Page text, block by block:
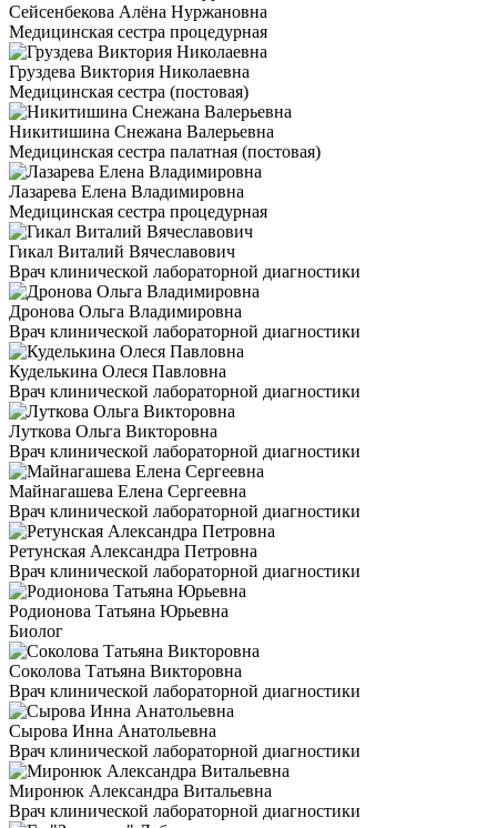
Сейсенбекова Алёна Нуржановна
Медицинская сестра процедурная
Груздева Виктория Николаевна
Медицинская сестра (постовая)
Никитишина Снежана Валерьевна
Медицинская сестра палатная (постовая)
Лазарева Елена Владимировна
Медицинская сестра процедурная
Гикал Виталий Вячеславович
Врач клинической лабораторной диагностики
Дронова Ольга Владимировна
Врач клинической лабораторной диагностики
Куделькина Олеся Павловна
Врач клинической лабораторной диагностики
Луткова Ольга Викторовна
Врач клинической лабораторной диагностики
Майнагашева Елена Сергеевна
Врач клинической лабораторной диагностики
Ретунская Александра Петровна
Врач клинической лабораторной диагностики
Родионова Татьяна Юрьевна
Биолог
Соколова Татьяна Викторовна
Врач клинической лабораторной диагностики
Сырова Инна Анатольевна
Врач клинической лабораторной диагностики
Миронюк Александра Витальевна
Врач клинической лабораторной диагностики